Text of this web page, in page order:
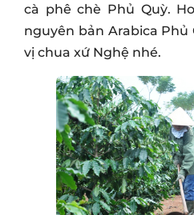
cà phê chè Phủ Quỳ.
nguyên bản Arabica
vị chua xứ Nghệ nhé.